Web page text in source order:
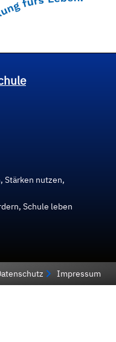
Stärken nutzen,
Schule leben
Impressum